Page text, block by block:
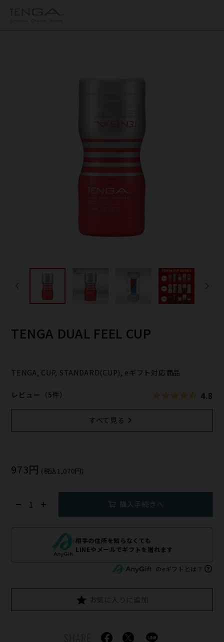
TENGA DUAL FEEL CUP
TENGA, CUP, STANDARD(CUP), eギフト対応商品
レビュー（5件） 4.8
すべて見る
973円 (税込1,070円)
購入手続きへ
相手の住所を知らなくても
LINEやメールでギフトを贈れます
のeギフトとは？
お気に入りに追加